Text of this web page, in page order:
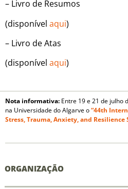
– Livro de Resumos
(disponível aqui)
– Livro de Atas
(disponível aqui)
Nota informativa: Entre 19 e 21 de julho
na Universidade do Algarve o“44th
Stress, Trauma, Anxiety, and Resilience
ORGANIZAÇÃO